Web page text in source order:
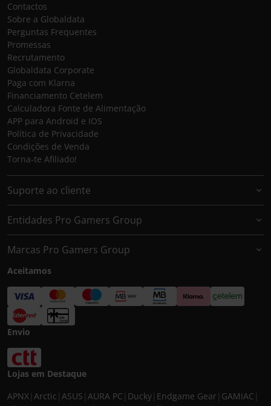
Contactos
Sobre a Globaldata
Perguntas Frequentes
Promessas
Recrutamento
Globaldata Corporate
Paga com Klarna
Financiamento Cetelem
Calculadora Fonte de Alimentação
APP para Android e IOS
Política de Privacidade
Condições de Venda
Torna-te Afiliado!
Suporte ao cliente
Entidades Pro Gamers Group
Marcas Pro Gamers Group
Aceitamos
Envio
Lojas em Destaque
APNX Arctic ASUS AURA PC Ducky Endgame Gear GAMIAC